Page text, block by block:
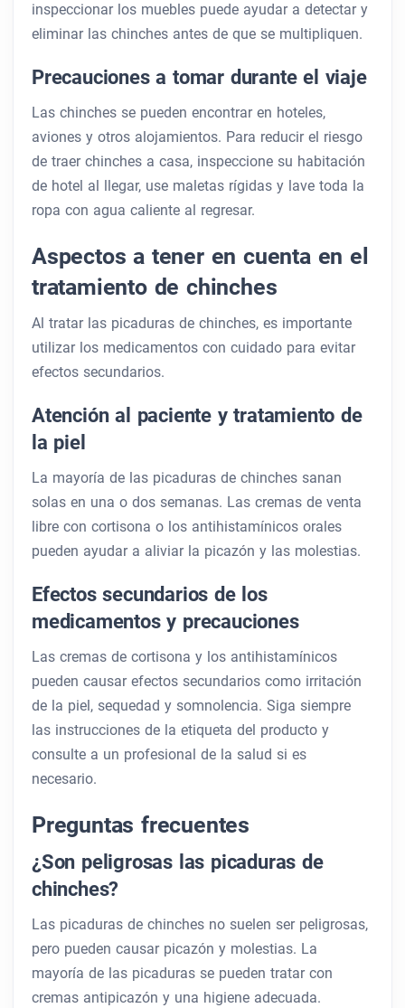
inspeccionar los muebles puede ayudar a detectar y
eliminar las chinches antes de que se multipliquen.
Precauciones a tomar durante el viaje
Las chinches se pueden encontrar en hoteles,
aviones y otros alojamientos. Para reducir el riesgo
de traer chinches a casa, inspeccione su habitación
de hotel al llegar, use maletas rígidas y lave toda la
ropa con agua caliente al regresar.
Aspectos a tener en cuenta en el
tratamiento de chinches
Al tratar las picaduras de chinches, es importante
utilizar los medicamentos con cuidado para evitar
efectos secundarios.
Atención al paciente y tratamiento de
la piel
La mayoría de las picaduras de chinches sanan
solas en una o dos semanas. Las cremas de venta
libre con cortisona o los antihistamínicos orales
pueden ayudar a aliviar la picazón y las molestias.
Efectos secundarios de los
medicamentos y precauciones
Las cremas de cortisona y los antihistamínicos
pueden causar efectos secundarios como irritación
de la piel, sequedad y somnolencia. Siga siempre
las instrucciones de la etiqueta del producto y
consulte a un profesional de la salud si es
necesario.
Preguntas frecuentes
¿Son peligrosas las picaduras de
chinches?
Las picaduras de chinches no suelen ser peligrosas,
pero pueden causar picazón y molestias. La
mayoría de las picaduras se pueden tratar con
cremas antipicazón y una higiene adecuada.